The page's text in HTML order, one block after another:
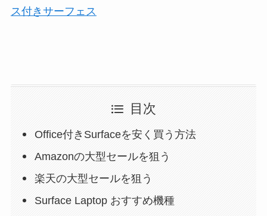
ス付きサーフェス
目次
Office付きSurfaceを安く買う方法
Amazonの大型セールを狙う
楽天の大型セールを狙う
Surface Laptop おすすめ機種